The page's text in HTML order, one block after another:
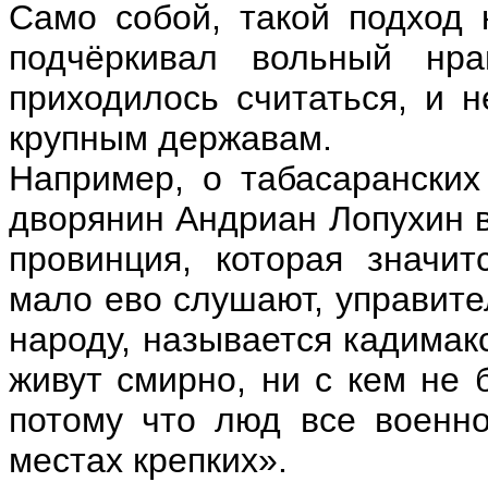
Само собой, такой подход
подчёркивал вольный
приходилось считаться, и
крупным державам.
Например, о
дворянин Андриан Лопухин
провинция, которая
мало ево слушают,
народу, называется
живут смирно, ни с кем не
потому что люд все
местах крепких».